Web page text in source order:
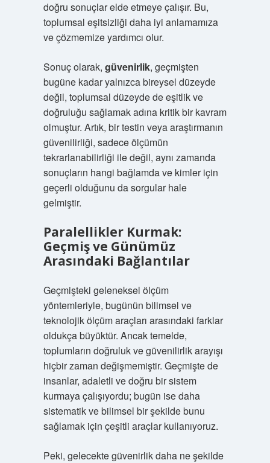
doğru sonuçlar elde etmeye çalışır. Bu,
toplumsal eşitsizliği daha iyi anlamamıza
ve çözmemize yardımcı olur.
Sonuç olarak, güvenirlik, geçmişten
bugüne kadar yalnızca bireysel düzeyde
değil, toplumsal düzeyde de eşitlik ve
doğruluğu sağlamak adına kritik bir kavram
olmuştur. Artık, bir testin veya araştırmanın
güvenilirliği, sadece ölçümün
tekrarlanabilirliği ile değil, aynı zamanda
sonuçların hangi bağlamda ve kimler için
geçerli olduğunu da sorgular hale
gelmiştir.
Paralellikler Kurmak:
Geçmiş ve Günümüz
Arasındaki Bağlantılar
Geçmişteki geleneksel ölçüm
yöntemleriyle, bugünün bilimsel ve
teknolojik ölçüm araçları arasındaki farklar
oldukça büyüktür. Ancak temelde,
toplumların doğruluk ve güvenilirlik arayışı
hiçbir zaman değişmemiştir. Geçmişte de
insanlar, adaletli ve doğru bir sistem
kurmaya çalışıyordu; bugün ise daha
sistematik ve bilimsel bir şekilde bunu
sağlamak için çeşitli araçlar kullanıyoruz.
Peki, gelecekte güvenirlik daha ne şekilde